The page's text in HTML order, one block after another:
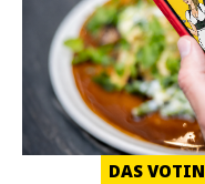
DAS